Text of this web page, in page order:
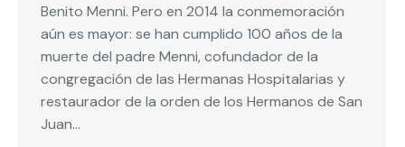
Benito Menni. Pero en 2014 la conmemoración
aún es mayor: se han cumplido 100 años de la
muerte del padre Menni, cofundador de la
congregación de las Hermanas Hospitalarias y
restaurador de la orden de los Hermanos de San
Juan…